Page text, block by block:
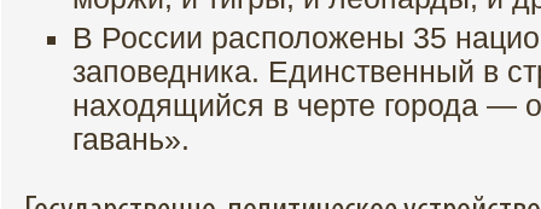
В России расположены 35
заповедника. Единственный в
находящийся в черте города —
гавань».